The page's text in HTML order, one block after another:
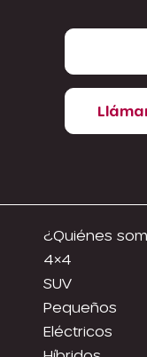
¿Quiénes
4×4
SUV
Pequeños
Eléctricos